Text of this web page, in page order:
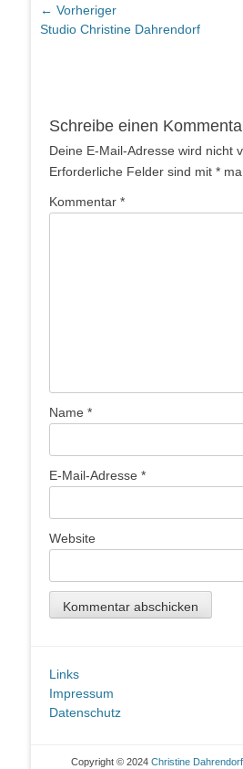
Beitragsnavigation
← Vorheriger
Vorheriger
Studio Christine Dahrendorf
Schreibe einen
Deine E-Mail-Adresse wird nicht
Erforderliche Felder sind mit *
Kommentar *
Name *
E-Mail-Adresse *
Website
Links
Impressum
Datenschutz
Copyright © 2024 Christine Dahrendorf